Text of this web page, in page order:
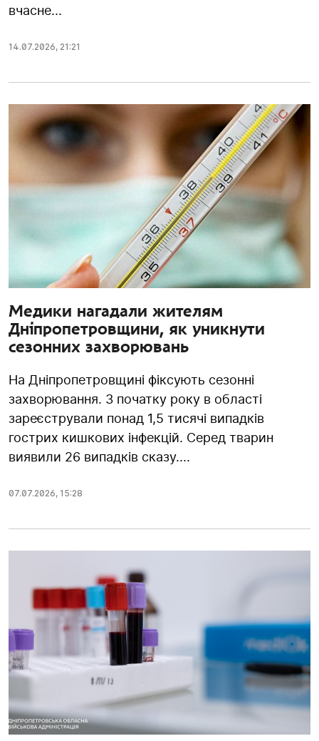
вчасне...
14.07.2026, 21:21
Медики нагадали жителям
Дніпропетровщини, як уникнути
сезонних захворювань
На Дніпропетровщині фіксують сезонні
захворювання. З початку року в області
зареєстрували понад 1,5 тисячі випадків
гострих кишкових інфекцій. Серед тварин
виявили 26 випадків сказу....
07.07.2026, 15:28